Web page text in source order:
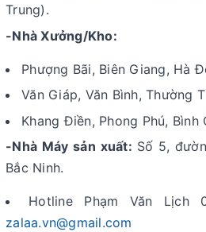
Trung).
-Nhà Xưởng/Kho:
Phượng Bãi, Biên Giang, Hà
Văn Giáp, Văn Bình, Thường
Khang Điền, Phong Phú, Bình
-Nhà Máy sản xuất: Số 5,
Bắc Ninh.
Hotline Phạm Văn Lịch
zalaa.vn@gmail.com